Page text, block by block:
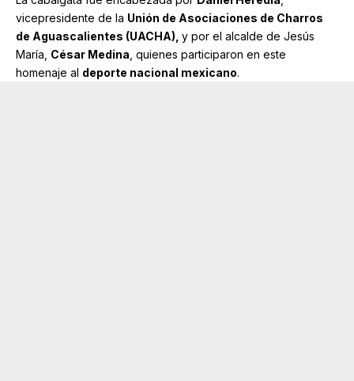
vicepresidente de la Unión de Asociaciones de Charros
de Aguascalientes (UACHA), y por el alcalde de Jesús
María, César Medina , quienes participaron en este
homenaje al deporte nacional mexicano.